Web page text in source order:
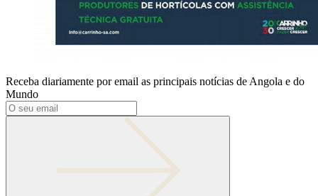
Receba diariamente por email as principais notícias de Angola e do
Mundo